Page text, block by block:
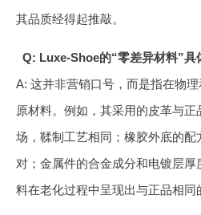
其品质经得起推敲。
Q: Luxe-Shoe的“零差异材料”具
A: 这并非营销口号，而是指在物
原材料。例如，其采用的皮革与
场，鞣制工艺相同；橡胶外底的配
对；金属件的合金成分和电镀层
料在老化过程中呈现出与正品相同